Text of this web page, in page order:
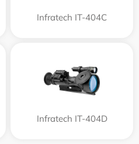
Infratech IT-404C
Infratech IT-404D